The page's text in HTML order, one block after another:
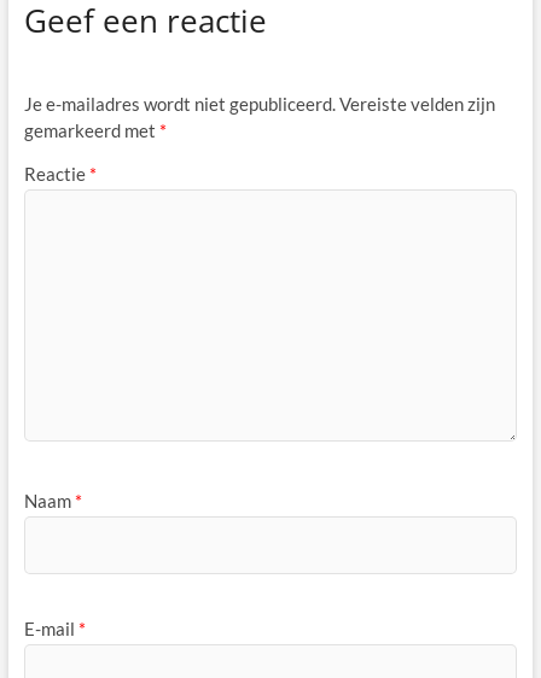
Geef een reactie
Je e-mailadres wordt niet gepubliceerd.Vereiste velden zijn
gemarkeerd met *
Reactie *
Naam *
E-mail *